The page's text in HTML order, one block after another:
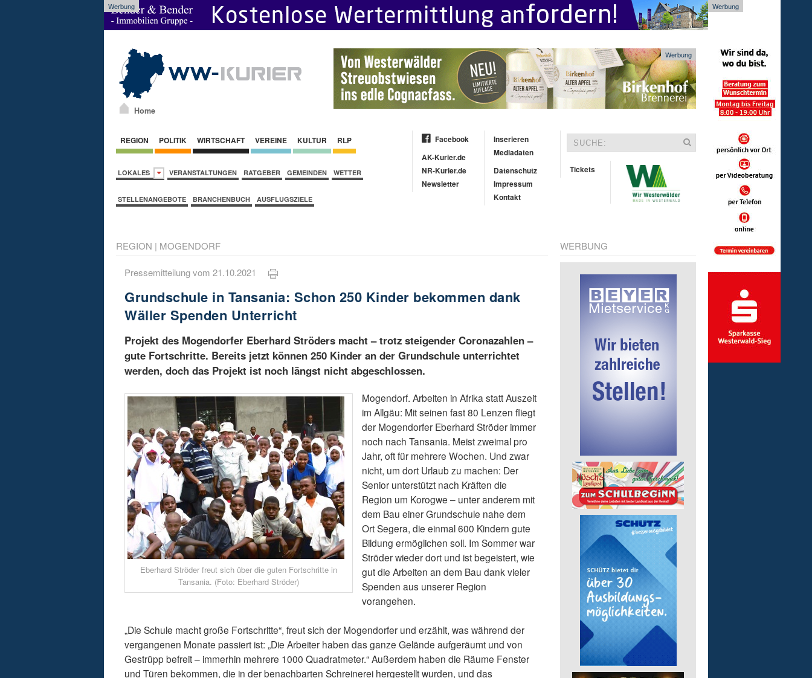
Werbung Werbung
Home
Werbung
REGION POLITIK WIRTSCHAFT VEREINE KULTUR RLP
LOKALES VERANSTALTUNGEN RATGEBER GEMEINDEN WETTER
STELLENANGEBOTE BRANCHENBUCH AUSFLUGSZIELE
Facebook
AK-Kurier.de
NR-Kurier.de
Newsletter
Inserieren
Mediadaten
Datenschutz
Impressum
Kontakt
Tickets
REGION | MOGENDORF
Pressemitteilung vom 21.10.2021
Grundschule in Tansania: Schon 250 Kinder bekommen dank
Wäller Spenden Unterricht
Projekt des Mogendorfer Eberhard Ströders macht – trotz steigender Coronazahlen –
gute Fortschritte. Bereits jetzt können 250 Kinder an der Grundschule unterrichtet
werden, doch das Projekt ist noch längst nicht abgeschlossen.
Eberhard Ströder freut sich über die guten Fortschritte in
Tansania. (Foto: Eberhard Ströder)
Mogendorf. Arbeiten in Afrika statt Auszeit
im Allgäu: Mit seinen fast 80 Lenzen fliegt
der Mogendorfer Eberhard Ströder immer
noch nach Tansania. Meist zweimal pro
Jahr, oft für mehrere Wochen. Und zwar
nicht, um dort Urlaub zu machen: Der
Senior unterstützt nach Kräften die
Region um Korogwe – unter anderem mit
dem Bau einer Grundschule nahe dem
Ort Segera, die einmal 600 Kindern gute
Bildung ermöglichen soll. Im Sommer war
Ströder wieder dort und ist begeistert, wie
gut die Arbeiten an dem Bau dank vieler
Spenden aus unserer Region
vorangehen.
„Die Schule macht große Fortschritte“, freut sich der Mogendorfer und erzählt, was während der
vergangenen Monate passiert ist: „Die Arbeiter haben das ganze Gelände aufgeräumt und von
Gestrüpp befreit – immerhin mehrere 1000 Quadratmeter.“ Außerdem haben die Räume Fenster
und Türen bekommen, die in der benachbarten Schreinerei hergestellt wurden, und das
WERBUNG